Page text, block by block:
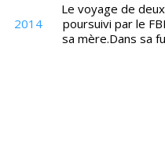
2014
Le voyage de
poursuivi par le
sa mère.Dans sa